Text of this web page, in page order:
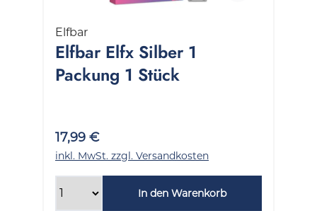
Elfbar
Elfbar Elfx Silber 1
Packung 1 Stück
17,99 €
inkl. MwSt. zzgl. Versandkosten
In den Warenkorb